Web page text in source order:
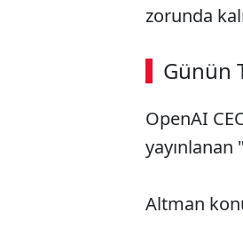
zorunda
Günün
OpenAI
Altman